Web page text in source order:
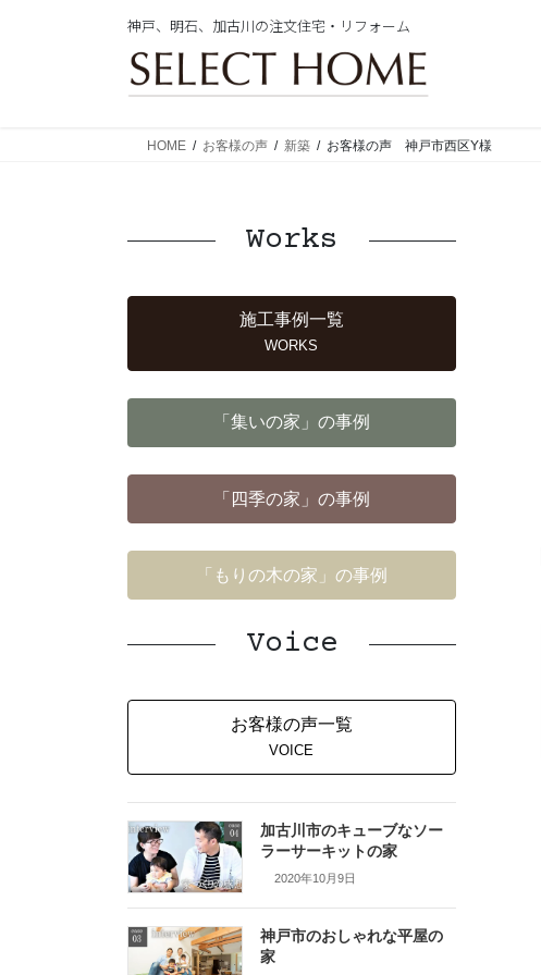
神戸、明石、加古川の注文住宅・リフォーム
HOME お客様の声 新築 お客様の声 神戸市西区Y様
Works
施工事例一覧
WORKS
「集いの家」の事例
「四季の家」の事例
「もりの木の家」の事例
Voice
お客様の声一覧
VOICE
加古川市のキューブなソー
ラーサーキットの家
2020年10月9日
神戸市のおしゃれな平屋の
家